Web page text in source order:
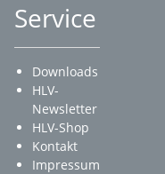
Service
Downloads
HLV-
Newsletter
HLV-Shop
Kontakt
Impressum